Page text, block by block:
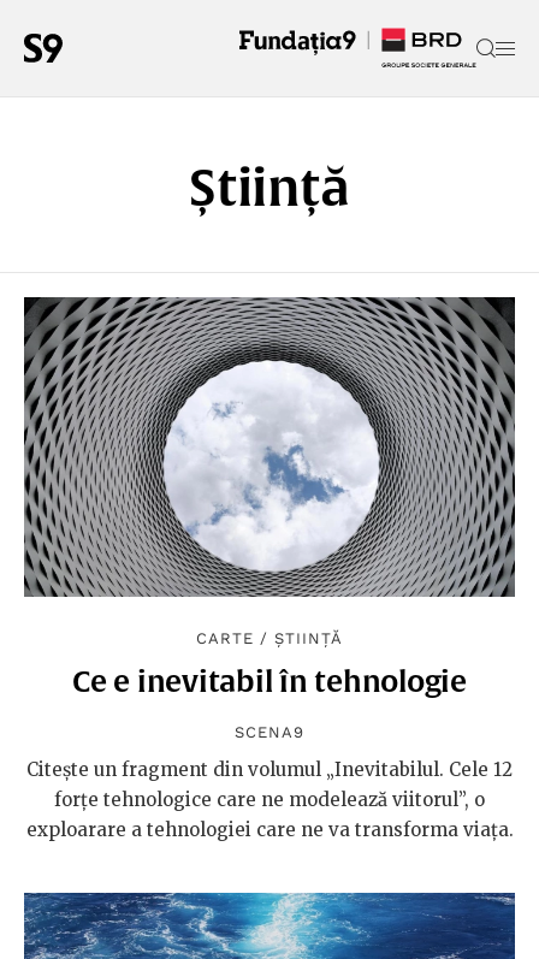
Știință
CARTE /ȘTIINȚĂ
Ce e inevitabil în tehnologie
SCENA9
Citește un fragment din volumul „Inevitabilul. Cele 12
forțe tehnologice care ne modelează viitorul”, o
exploarare a tehnologiei care ne va transforma viața.